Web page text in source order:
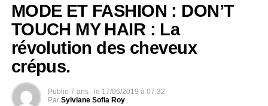
MODE ET FASHION : DON’T
TOUCH MY HAIR : La
révolution des cheveux
crépus.
Publie 7 ans . le 17/06/2019 à 07:32
Par Sylviane Sofia Roy